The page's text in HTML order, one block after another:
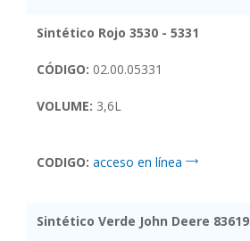
Sintético Rojo 3530 - 5331
CÓDIGO: 02.00.05331
VOLUME: 3,6L
CODIGO: acceso en línea
Sintético Verde John Deere 83619